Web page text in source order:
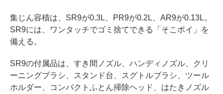
集じん容積は、SR9が0.3L、PR9が0.2L、AR9が0.13L。
SR9には、ワンタッチでゴミ捨てできる「そこポイ」を
備える。
SR9の付属品は、すき間ノズル、ハンディノズル、クリ
ーニングブラシ、スタンド台、スグトルブラシ、ツール
ホルダー、コンパクトふとん掃除ヘッド、はたきノズル